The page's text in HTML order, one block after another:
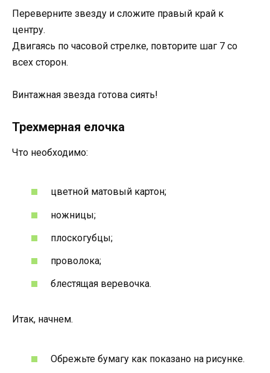
Переверните звезду и сложите правый край к
центру.
Двигаясь по часовой стрелке, повторите шаг 7 со
всех сторон.
Винтажная звезда готова сиять!
Трехмерная елочка
Что необходимо:
цветной матовый картон;
ножницы;
плоскогубцы;
проволока;
блестящая веревочка.
Итак, начнем.
Обрежьте бумагу как показано на рисунке.